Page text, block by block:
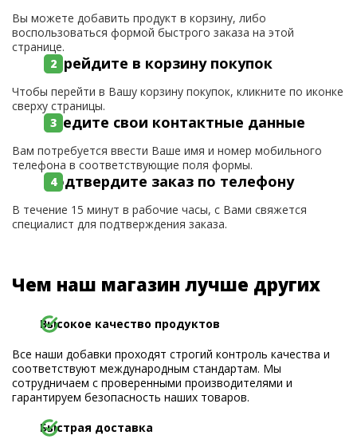
Вы можете добавить продукт в корзину, либо
воспользоваться формой быстрого заказа на этой
странице.
Перейдите в корзину покупок
Чтобы перейти в Вашу корзину покупок, кликните по иконке
сверху страницы.
Введите свои контактные данные
Вам потребуется ввести Ваше имя и номер мобильного
телефона в соответствующие поля формы.
Подтвердите заказ по телефону
В течение 15 минут в рабочие часы, с Вами свяжется
специалист для подтверждения заказа.
Чем наш магазин лучше других
Высокое качество продуктов
Все наши добавки проходят строгий контроль качества и
соответствуют международным стандартам. Мы
сотрудничаем с проверенными производителями и
гарантируем безопасность наших товаров.
Быстрая доставка